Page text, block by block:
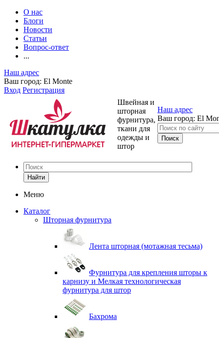
О нас
Блоги
Новости
Статьи
Вопрос-ответ
...
Наш адрес
Ваш город: El Monte
Вход Регистрация
Швейная и
шторная
фурнитура,
ткани для
одежды и
штор
Наш адрес
Ваш город: El
Найти
Меню
Каталог
Шторная фурнитура
Лента шторная (мотажная тесьма)
Фурнитура для крепления шторы к
карнизу и Мелкая технологическая
фурнитура для штор
Бахрома